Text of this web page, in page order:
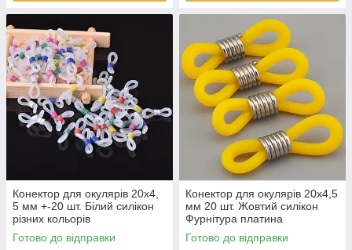
Конектор для окулярів 20х4,
5 мм +-20 шт. Білий силікон
різних кольорів
Готово до відправки
Конектор для окулярів 20x4,5
мм 20 шт. Жовтий силікон
Фурнітура платина
Готово до відправки